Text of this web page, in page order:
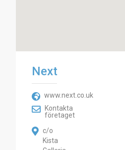
Next
www.next.co.uk
Kontakta
företaget
c/o
Kista